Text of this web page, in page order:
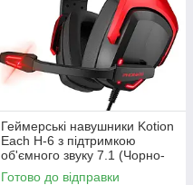
Геймерські навушники Kotion
Each H-6 з підтримкою
об'ємного звуку 7.1 (Чорно-
червоний)
Готово до відправки